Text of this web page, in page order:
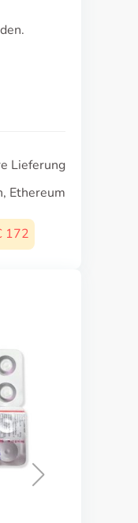
Lieferung
Ethereum
172